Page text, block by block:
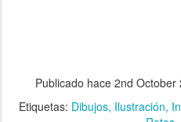
Publicado hace 2nd October
Etiquetas: Dibujos Ilustración